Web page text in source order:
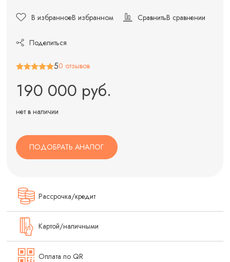
В избранноеВ избранном СравнитьВ сравнении
Поделиться
50 отзывов
190 000 руб.
нет в наличии
ПОДОБРАТЬ АНАЛОГ
Рассрочка/кредит
Картой/наличными
Оплата по QR